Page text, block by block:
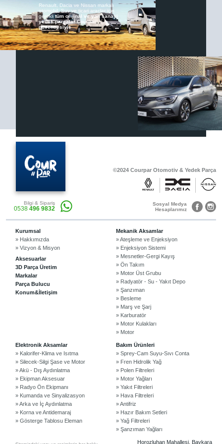
Otomobil, Suv, arazi ve ticari araçlar için
gerekli sarf malzemeler Courpar’da
Araçlarınız için bulunamayan parçaları
©2024 Courpar Otomotiv & Yedek Parça
Renault & Dacia Araçlarınızda
Yedek Parça Çözümleri için
En Güvenilir Destek Noktası
Renault, Dacia ve Nissan markalı
otomobil, Suv ve ticari araçlar için
gereklitüm orijinal ve yan sanayi
yedek parçalar Courpar
güvencesiyle
©2024 Courpar Otomotiv & Yedek Parça
Bilgi & Sipariş
0538 496 9832
Sosyal Medya
Hesaplarımız
Horozluhan Mahallesi, Baykara
Kurumsal
» Hakkımızda
» Vizyon & Misyon
Aksesuarlar
3D Parça Üretim
Markalar
Parça Bulucu
Konum&İletişim
Mekanik Aksamlar
» Ateşleme ve Enjeksiyon
» Enjeksiyon Sistemi
» Mesnetler-Gergi Kayış
» Ön Takım
» Motor Üst Grubu
» Radyatör - Su - Yakıt Depo
» Şanzıman
» Besleme
» Marş ve Şarj
» Karburatör
» Motor Kulakları
» Motor
Elektronik Aksamlar
» Kalorifer-Klima ve Isıtma
» Silecek-Silgi Şase ve Motor
» Akü - Dış Aydınlatma
» Ekipman Aksesuar
» Radyo Ön Ekipmanı
» Kumanda ve Sinyalizasyon
» Arka ve İç Aydınlatma
» Korna ve Antidemaraj
» Gösterge Tablosu Eleman
Bakım Ürünleri
» Sprey-Cam Suyu-Sıvı Conta
» Fren Hidrolik Yağ
» Polen Filtreleri
» Motor Yağları
» Yakıt Filtreleri
» Hava Filtreleri
» Antifriz
» Hazır Bakım Setleri
» Yağ Filtreleri
» Şanzıman Yağları